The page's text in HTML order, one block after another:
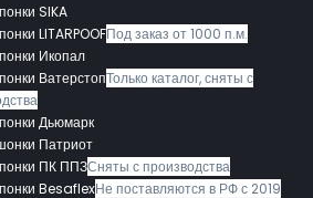
SIKA
LITARPOOFПод заказ от 1000 п.м.
Икопал
ВатерстопТолько каталог, сняты с
Дьюмарк
Патриот
ПК ППЗСняты с производства
BesaflexНе поставляются в РФ с 2019